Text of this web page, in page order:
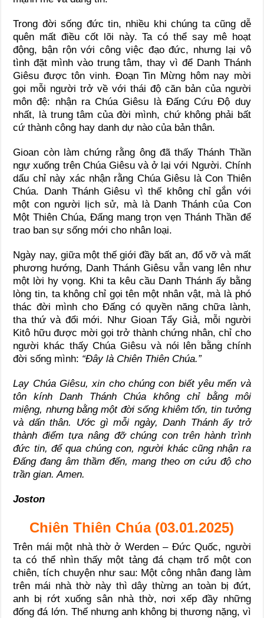
Trong đời sống đức tin, nhiều khi chúng ta cũng dễ
quên mất điều cốt lõi này. Ta có thể say mê hoạt
động, bận rộn với công việc đạo đức, nhưng lại vô
tình đặt mình vào trung tâm, thay vì để Danh Thánh
Giêsu được tôn vinh. Đoạn Tin Mừng hôm nay mời
gọi mỗi người trở về với thái độ căn bản của người
môn đệ: nhận ra Chúa Giêsu là Đấng Cứu Độ duy
nhất, là trung tâm của đời mình, chứ không phải bất
cứ thành công hay danh dự nào của bản thân.
Gioan còn làm chứng rằng ông đã thấy Thánh Thần
ngự xuống trên Chúa Giêsu và ở lại với Người. Chính
dấu chỉ này xác nhận rằng Chúa Giêsu là Con Thiên
Chúa. Danh Thánh Giêsu vì thế không chỉ gắn với
một con người lịch sử, mà là Danh Thánh của Con
Một Thiên Chúa, Đấng mang trọn vẹn Thánh Thần để
trao ban sự sống mới cho nhân loại.
Ngày nay, giữa một thế giới đầy bất an, đổ vỡ và mất
phương hướng, Danh Thánh Giêsu vẫn vang lên như
một lời hy vọng. Khi ta kêu cầu Danh Thánh ấy bằng
lòng tin, ta không chỉ gọi tên một nhân vật, mà là phó
thác đời mình cho Đấng có quyền năng chữa lành,
tha thứ và đổi mới. Như Gioan Tẩy Giả, mỗi người
Kitô hữu được mời gọi trở thành chứng nhân, chỉ cho
người khác thấy Chúa Giêsu và nói lên bằng chính
đời sống mình: “Đây là Chiên Thiên Chúa.”
Lạy Chúa Giêsu, xin cho chúng con biết yêu mến và
tôn kính Danh Thánh Chúa không chỉ bằng môi
miệng, nhưng bằng một đời sống khiêm tốn, tin tưởng
và dấn thân. Ước gì mỗi ngày, Danh Thánh ấy trở
thành điểm tựa nâng đỡ chúng con trên hành trình
đức tin, để qua chúng con, người khác cũng nhận ra
Đấng đang âm thầm đến, mang theo ơn cứu độ cho
trần gian. Amen.
Joston
Chiên Thiên Chúa (03.01.2025)
Trên mái một nhà thờ ở Werden – Đức Quốc, người
ta có thể nhìn thấy một tảng đá chạm trổ một con
chiên, tích chuyện như sau: Một công nhân đang làm
trên mái nhà thờ này thì dây thừng an toàn bị đứt,
anh bị rớt xuống sân nhà thờ, nơi xếp đầy những
đống đá lớn. Thế nhưng anh không bị thương nặng, vì